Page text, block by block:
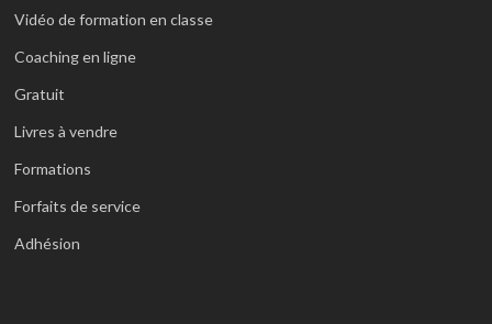
Vidéo de formation en classe
Coaching en ligne
Gratuit
Livres à vendre
Formations
Forfaits de service
Adhésion